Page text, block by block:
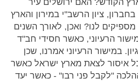
ציון הרשב"י במירון והארץ
לנו? ואכן, לאורך השנים
הרעיוני, כאשר חסידי חב"ד
במישור הרעיוני אמרנו, שכן
איסור לצאת מארץ ישראל כאשר
"לקבל פני רבו" - כאשר יעד